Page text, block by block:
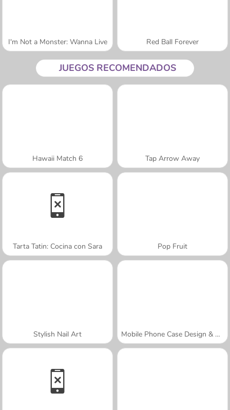
I'm Not a Monster: Wanna Live Red Ball Forever
JUEGOS RECOMENDADOS
Hawaii Match 6 Tap Arrow Away
Tarta Tatin: Cocina con Sara Pop Fruit
Stylish Nail Art Mobile Phone Case Design & DIY